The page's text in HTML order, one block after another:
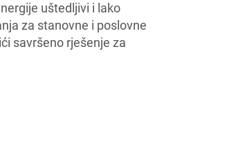
uštedljivi i lako
za stanovne i poslovne
savršeno rješenje za